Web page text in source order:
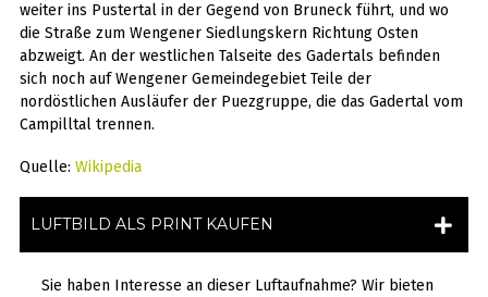
weiter ins Pustertal in der Gegend von Bruneck führt, und wo
die Straße zum Wengener Siedlungskern Richtung Osten
abzweigt. An der westlichen Talseite des Gadertals befinden
sich noch auf Wengener Gemeindegebiet Teile der
nordöstlichen Ausläufer der Puezgruppe, die das Gadertal vom
Campilltal trennen.
Quelle: Wikipedia
LUFTBILD ALS PRINT KAUFEN
Sie haben Interesse an dieser Luftaufnahme? Wir bieten